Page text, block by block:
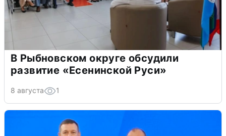
В Рыбновском округе обсудили
развитие «Есенинской Руси»
8 августа 1